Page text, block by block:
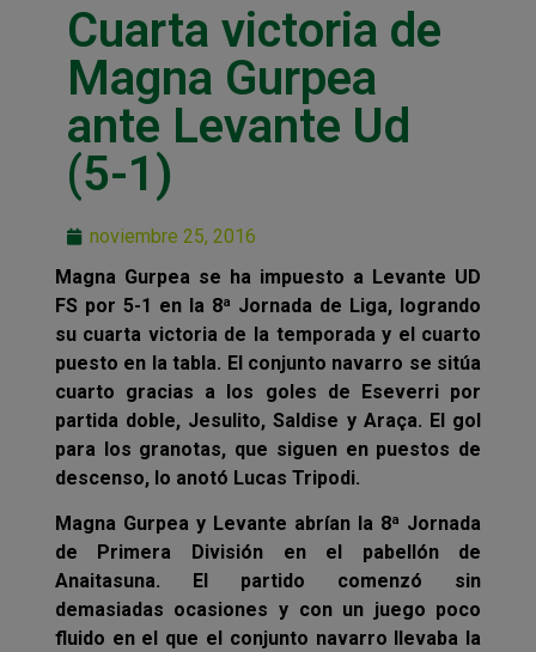
Cuarta victoria de
Magna Gurpea
ante Levante Ud
(5-1)
noviembre 25, 2016
Magna Gurpea se ha impuesto a Levante UD
FS por 5-1 en la 8ª Jornada de Liga, logrando
su cuarta victoria de la temporada y el cuarto
puesto en la tabla. El conjunto navarro se sitúa
cuarto gracias a los goles de Eseverri por
partida doble, Jesulito, Saldise y Araça. El gol
para los granotas, que siguen en puestos de
descenso, lo anotó Lucas Tripodi.
Magna Gurpea y Levante abrían la 8ª Jornada
de Primera División en el pabellón de
Anaitasuna. El partido comenzó sin
demasiadas ocasiones y con un juego poco
fluido en el que el conjunto navarro llevaba la